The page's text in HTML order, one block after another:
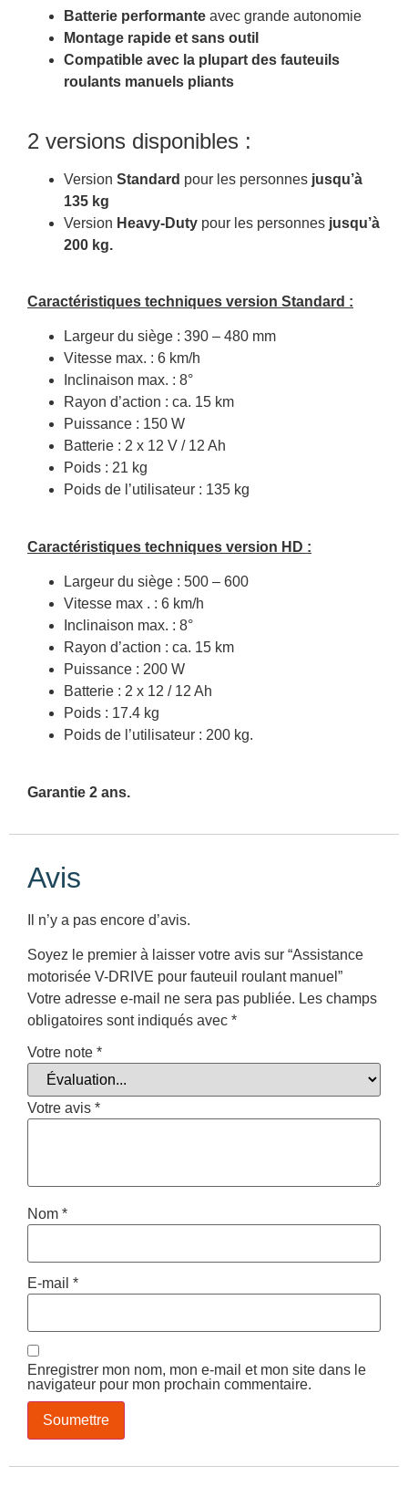
Batterie performante avec grande autonomie
Montage rapide et sans outil
Compatible avec la plupart des fauteuils
roulants manuels pliants
2 versions disponibles :
Version Standard pour les personnes jusqu’à
135 kg
Version Heavy-Duty pour les personnes jusqu’à
200 kg.
Caractéristiques techniques version Standard :
Largeur du siège : 390 – 480 mm
Vitesse max. : 6 km/h
Inclinaison max. : 8°
Rayon d’action : ca. 15 km
Puissance : 150 W
Batterie : 2 x 12 V / 12 Ah
Poids : 21 kg
Poids de l’utilisateur : 135 kg
Caractéristiques techniques version HD :
Largeur du siège : 500 – 600
Vitesse max . : 6 km/h
Inclinaison max. : 8°
Rayon d’action : ca. 15 km
Puissance : 200 W
Batterie : 2 x 12 / 12 Ah
Poids : 17.4 kg
Poids de l’utilisateur : 200 kg.
Garantie 2 ans.
Avis
Il n’y a pas encore d’avis.
Soyez le premier à laisser votre avis sur “Assistance
motorisée V-DRIVE pour fauteuil roulant manuel”
Votre adresse e-mail ne sera pas publiée. Les champs
obligatoires sont indiqués avec *
Votre note *
Votre avis *
Nom *
E-mail *
Enregistrer mon nom, mon e-mail et mon site dans le
navigateur pour mon prochain commentaire.